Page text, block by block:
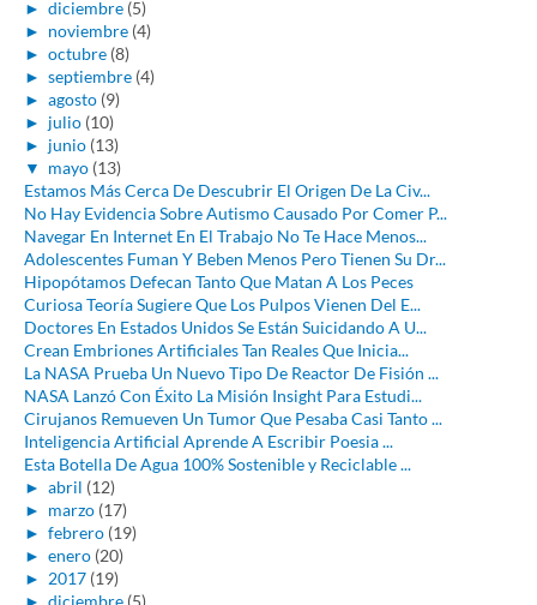
► diciembre (5)
► noviembre (4)
► octubre (8)
► septiembre (4)
► agosto (9)
► julio (10)
► junio (13)
▼ mayo (13)
Estamos Más Cerca De Descubrir El Origen De La Civ...
No Hay Evidencia Sobre Autismo Causado Por Comer P...
Navegar En Internet En El Trabajo No Te Hace Menos...
Adolescentes Fuman Y Beben Menos Pero Tienen Su Dr...
Hipopótamos Defecan Tanto Que Matan A Los Peces
Curiosa Teoría Sugiere Que Los Pulpos Vienen Del E...
Doctores En Estados Unidos Se Están Suicidando A U...
Crean Embriones Artificiales Tan Reales Que Inicia...
La NASA Prueba Un Nuevo Tipo De Reactor De Fisión ...
NASA Lanzó Con Éxito La Misión Insight Para Estudi...
Cirujanos Remueven Un Tumor Que Pesaba Casi Tanto ...
Inteligencia Artificial Aprende A Escribir Poesia ...
Esta Botella De Agua 100% Sostenible y Reciclable ...
► abril (12)
► marzo (17)
► febrero (19)
► enero (20)
► 2017 (19)
► diciembre (5)